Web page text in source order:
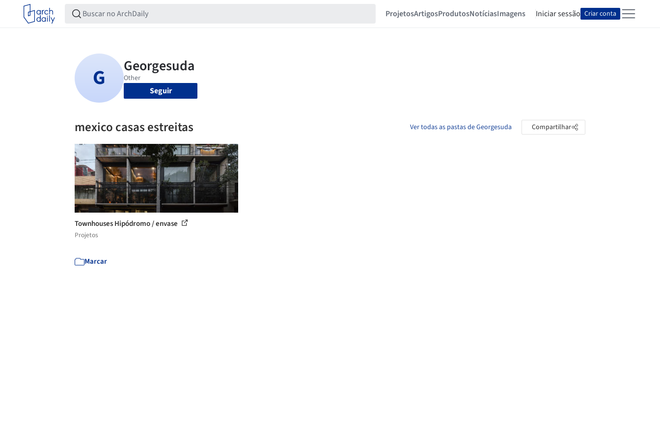
ProjetosArtigosProdutosNotíciasImagens Iniciar sessão Criar conta
Seguir
mexico casas estreitas Ver todas as pastas de Georgesuda Compartilhar
Townhouses Hipódromo / envase
Projetos
Marcar